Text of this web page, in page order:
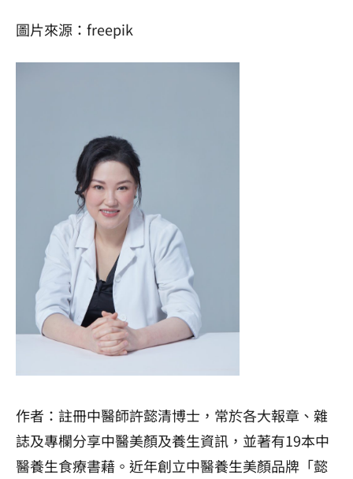
圖片來源：freepik
作者：註冊中醫師許懿清博士，常於各大報章、雜
誌及專欄分享中醫美顏及養生資訊，並著有19本中
醫養生食療書藉。近年創立中醫養生美顏品牌「懿